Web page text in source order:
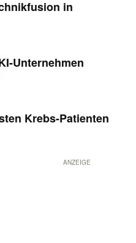
in
Unternehmen
Krebs-Patienten
ANZEIGE